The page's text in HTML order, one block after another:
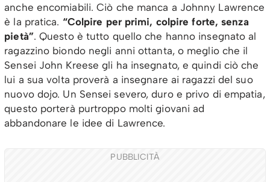
anche encomiabili. Ciò che manca a Johnny Lawrence
è la pratica. “Colpire per primi, colpire forte, senza
pietà”. Questo è tutto quello che hanno insegnato al
ragazzino biondo negli anni ottanta, o meglio che il
Sensei John Kreese gli ha insegnato, e quindi ciò che
lui a sua volta proverà a insegnare ai ragazzi del suo
nuovo dojo. Un Sensei severo, duro e privo di empatia,
questo porterà purtroppo molti giovani ad
abbandonare le idee di Lawrence.
PUBBLICITÀ